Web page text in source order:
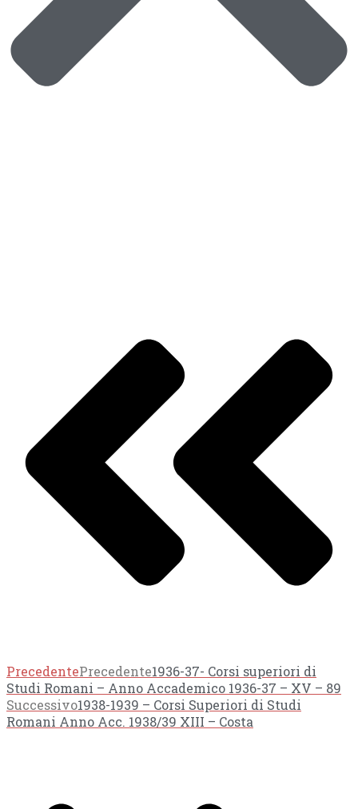
PrecedentePrecedente1936-37- Corsi superiori di
Studi Romani – Anno Accademico 1936-37 – XV – 89
Successivo1938-1939 – Corsi Superiori di Studi
Romani Anno Acc. 1938/39 XIII – Costa